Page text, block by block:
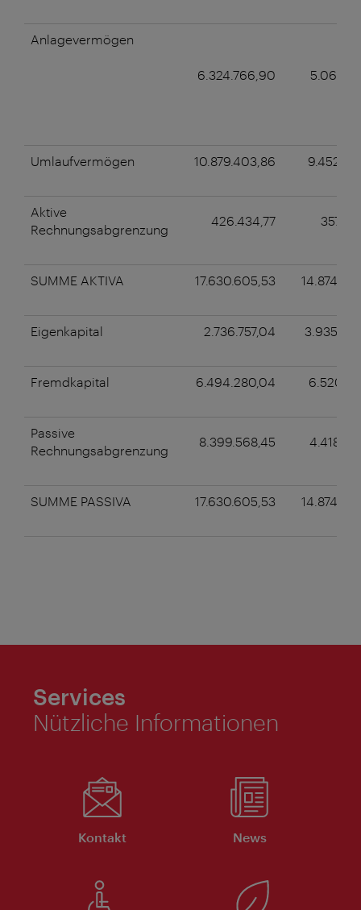
Anlagevermögen
6.324.766,90
Umlaufvermögen 10.879.403,86
Aktive
Rechnungsabgrenzung
426.434,77
SUMME AKTIVA 17.630.605,53
Eigenkapital 2.736.757,04
Fremdkapital 6.494.280,04
Passive
Rechnungsabgrenzung
8.399.568,45
SUMME PASSIVA 17.630.605,53
Services
Nützliche Informationen
Kontakt News